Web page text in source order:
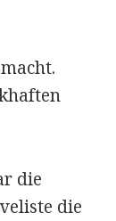
die
die